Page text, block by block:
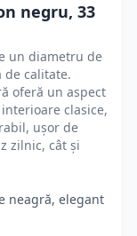
negru, 33
un diametru de
de calitate.
oferă un aspect
clasice,
ușor de
zilnic, cât și
neagră, elegant